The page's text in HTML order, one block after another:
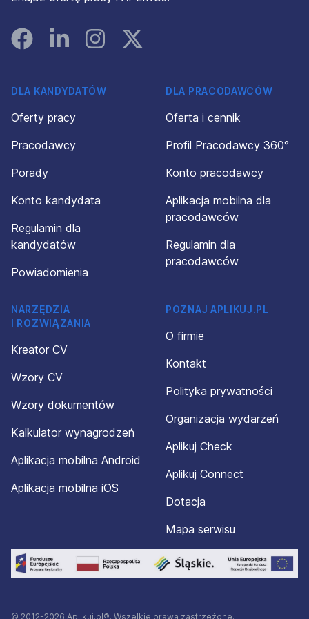
FacebookLinked InInstagramInstagram
DLA KANDYDATÓW
Oferty pracy
Pracodawcy
Porady
Konto kandydata
Regulamin dla
kandydatów
Powiadomienia
DLA PRACODAWCÓW
Oferta i cennik
Profil Pracodawcy 360°
Konto pracodawcy
Aplikacja mobilna dla
pracodawców
Regulamin dla
pracodawców
NARZĘDZIA
I ROZWIĄZANIA
Kreator CV
Wzory CV
Wzory dokumentów
Kalkulator wynagrodzeń
Aplikacja mobilna Android
Aplikacja mobilna iOS
POZNAJ APLIKUJ.PL
O firmie
Kontakt
Polityka prywatności
Organizacja wydarzeń
Aplikuj Check
Aplikuj Connect
Dotacja
Mapa serwisu
© 2012-2026 Aplikuj.pl®. Wszelkie prawa zastrzeżone.